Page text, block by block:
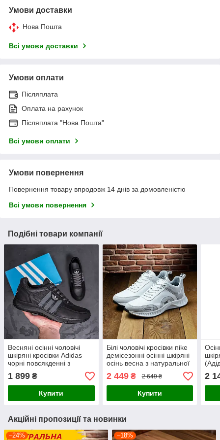
Умови доставки
Нова Пошта
Всі умови доставки
Умови оплати
Післяплата
Оплата на рахунок
Післяплата "Нова Пошта"
Всі умови оплати
Умови повернення
Повернення товару впродовж 14 днів за домовленістю
Всі умови повернення
Подібні товари компанії
Весняні осінні чоловічі
шкіряні кросівки Adidas
чорні повсякденні з
натуральної шкіри на
весну
1 899 ₴
Купити
Білі чоловічі кросівки nike
демісезонні осінні шкіряні
осінь весна з натуральної
шкіри повсякденні
2 449₴ 2 649 ₴
Купити
з
2
Акційні пропозиції та новинки
–24% –18%